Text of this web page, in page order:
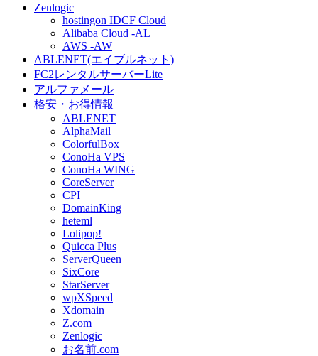
Zenlogic
hostingon IDCF Cloud
Alibaba Cloud -AL
AWS -AW
ABLENET(エイブルネット)
FC2レンタルサーバーLite
アルファメール
格安・お得情報
ABLENET
AlphaMail
ColorfulBox
ConoHa VPS
ConoHa WING
CoreServer
CPI
DomainKing
heteml
Lolipop!
Quicca Plus
ServerQueen
SixCore
StarServer
wpXSpeed
Xdomain
Z.com
Zenlogic
お名前.com